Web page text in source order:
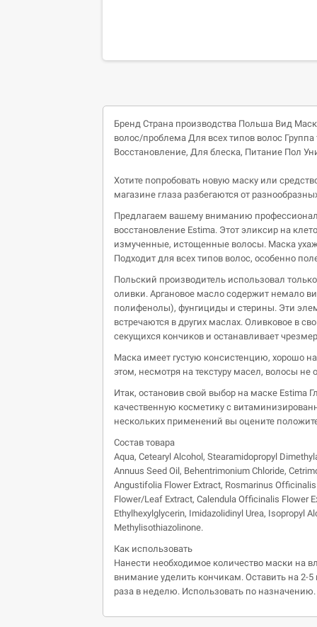
Бренд Страна производства Польша Вид
волос/проблема Для всех типов волос Группа
Восстановление, Для блеска, Питание Пол
Хотите попробовать новую маску или
магазине глаза разбегаются от
Предлагаем вашему вниманию
восстановление Estima. Этот эликсир на
измученные, истощенные волосы. Маска
Подходит для всех типов волос, особенно
Польский производитель использовал
оливки. Аргановое масло содержит немало
полифенолы), фунгициды и стерины. Эти
встречаются в других маслах. Оливковое в
секущихся кончиков и останавливает
Маска имеет густую консистенцию, хорошо
этом, несмотря на текстуру масел, волосы
Итак, остановив свой выбор на маске Estima
качественную косметику с
нескольких применений вы оцените
Состав товара
Aqua, Cetearyl Alcohol, Stearamidopropyl
Annuus Seed Oil, Behentrimonium Chloride,
Angustifolia Flower Extract, Rosmarinus
Flower/Leaf Extract, Calendula Officinalis Flower
Ethylhexylglycerin, Imidazolidinyl Urea, Isopropyl
Methylisothiazolinone.
Как использовать
Нанести необходимое количество маски на
внимание уделить кончикам. Оставить на 2-
раза в неделю. Использовать по